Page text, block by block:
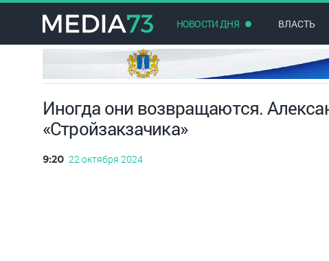
НОВОСТИ ДНЯ ВЛАСТЬ
Иногда они возвращаются.
«Стройзакзачика»
9:20 22 октября 2024